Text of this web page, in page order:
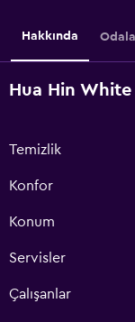
Hakkında
Hua Hin White
Temizlik
Konfor
Konum
Servisler
Çalışanlar